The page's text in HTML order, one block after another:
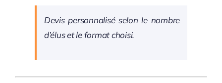
Devis personnalisé selon le nombre
d’élus et le format choisi.